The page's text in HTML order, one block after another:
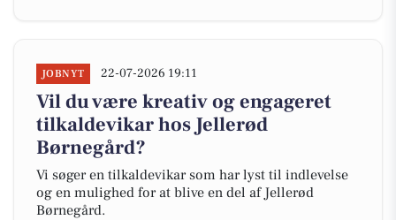
JOBNYT 22-07-2026 19:11
Vil du være kreativ og engageret
tilkaldevikar hos Jellerød
Børnegård?
Vi søger en tilkaldevikar som har lyst til indlevelse
og en mulighed for at blive en del af Jellerød
Børnegård.